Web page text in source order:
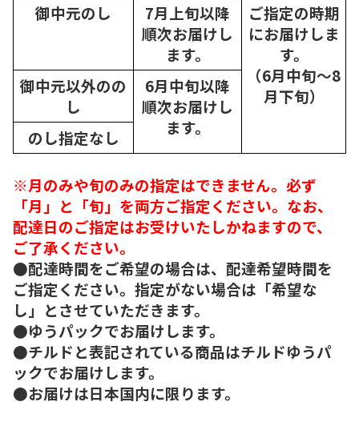
御中元のし
7月上旬以降
順次お届けし
ます。
ご指定の時期
にお届けしま
す。
（6月中旬～8
月下旬）
御中元以外のの
し
6月中旬以降
順次お届けし
ます。
のし指定なし
※月のみや旬のみの指定はできません。必ず
「月」と「旬」を両方ご指定ください。なお、
配達日のご指定はお受けいたしかねますので、
ご了承ください。
●配達時間をご希望の場合は、配達希望時間を
ご指定ください。指定がない場合は「希望な
し」とさせていただきます。
●ゆうパックでお届けします。
●チルドと表記されている商品はチルドゆうパ
ックでお届けします。
●お届けは日本国内に限ります。